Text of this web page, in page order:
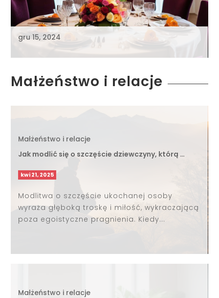
gru 15, 2024
Małżeństwo i relacje
Małżeństwo i relacje
Jak modlić się o szczęście dziewczyny, którą …
kwi 21, 2025
Modlitwa o szczęście ukochanej osoby
wyraża głęboką troskę i miłość, wykraczającą
poza egoistyczne pragnienia. Kiedy...
Małżeństwo i relacje